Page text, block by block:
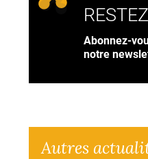
Abonnez-
notre
Autres